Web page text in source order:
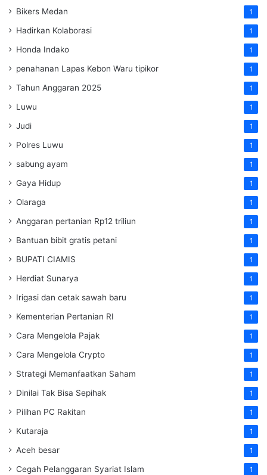
Bikers Medan 1
Hadirkan Kolaborasi 1
Honda Indako 1
penahanan Lapas Kebon Waru tipikor 1
Tahun Anggaran 2025 1
Luwu 1
Judi 1
Polres Luwu 1
sabung ayam 1
Gaya Hidup 1
Olaraga 1
Anggaran pertanian Rp12 triliun 1
Bantuan bibit gratis petani 1
BUPATI CIAMIS 1
Herdiat Sunarya 1
Irigasi dan cetak sawah baru 1
Kementerian Pertanian RI 1
Cara Mengelola Pajak 1
Cara Mengelola Crypto 1
Strategi Memanfaatkan Saham 1
Dinilai Tak Bisa Sepihak 1
Pilihan PC Rakitan 1
Kutaraja 1
Aceh besar 1
Cegah Pelanggaran Syariat Islam 1